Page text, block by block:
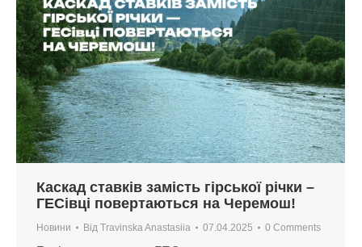
Каскад ставків замість гірської річки –
ГЕСівці повертаються на Черемош!
Новини Від Travinska Anastasiia 07.04.2025 0 Comments